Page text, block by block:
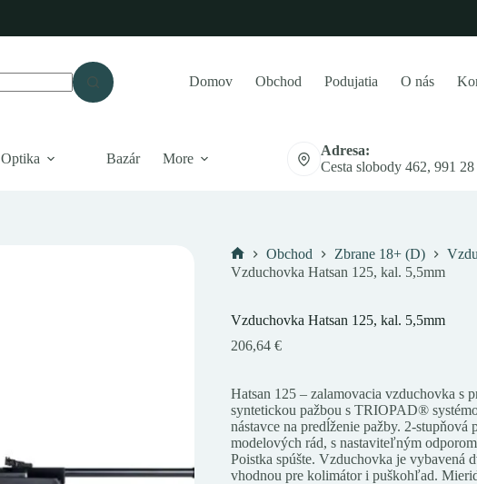
Domov Obchod Podujatia O nás
Optika Bazár More
Adresa:
Cesta slobody 462, 991
Domov
Obchod Zbrane 18+ (D)
Vzduchovka Hatsan 125, kal. 5,5mm
Vzduchovka Hatsan 125, kal. 5,5mm
206,64 €
Hatsan 125 – zalamovacia vzduchovka s
syntetickou pažbou s TRIOPAD®
nástavce na predĺženie pažby. 2-
modelových rád, s nastaviteľným
Poistka spúšte. Vzduchovka je vybavená
vhodnou pre kolimátor i puškohľad.